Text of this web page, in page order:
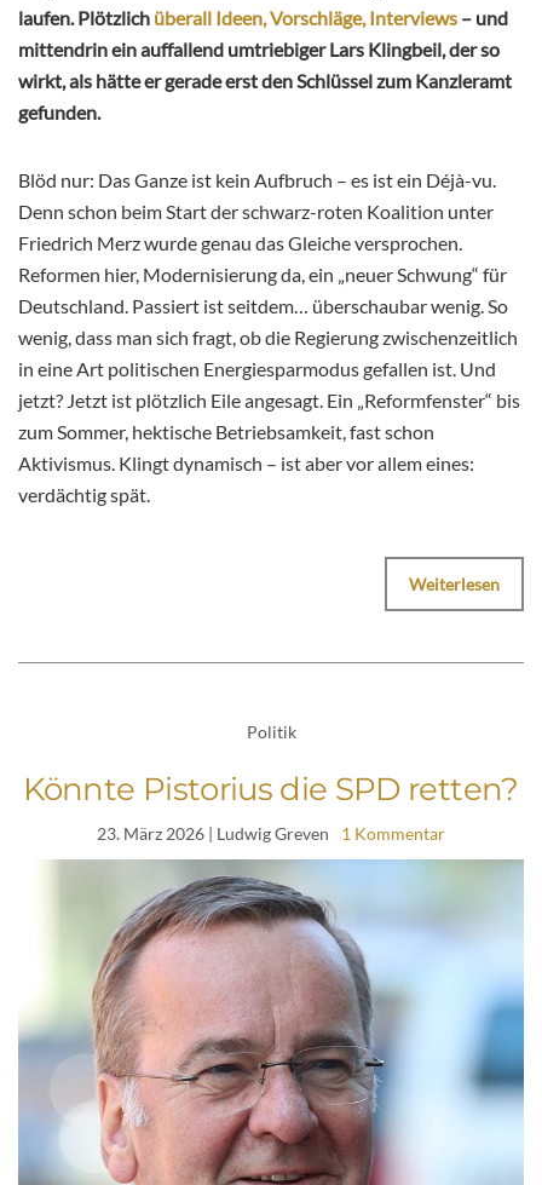
laufen. Plötzlich überall Ideen, Vorschläge, Interviews – und
mittendrin ein auffallend umtriebiger Lars Klingbeil, der so
wirkt, als hätte er gerade erst den Schlüssel zum Kanzleramt
gefunden.
Blöd nur: Das Ganze ist kein Aufbruch – es ist ein Déjà-vu.
Denn schon beim Start der schwarz-roten Koalition unter
Friedrich Merz wurde genau das Gleiche versprochen.
Reformen hier, Modernisierung da, ein „neuer Schwung“ für
Deutschland. Passiert ist seitdem… überschaubar wenig. So
wenig, dass man sich fragt, ob die Regierung zwischenzeitlich
in eine Art politischen Energiesparmodus gefallen ist. Und
jetzt? Jetzt ist plötzlich Eile angesagt. Ein „Reformfenster“ bis
zum Sommer, hektische Betriebsamkeit, fast schon
Aktivismus. Klingt dynamisch – ist aber vor allem eines:
verdächtig spät.
Weiterlesen
Politik
Könnte Pistorius die SPD retten?
23. März 2026 | Ludwig Greven 1 Kommentar